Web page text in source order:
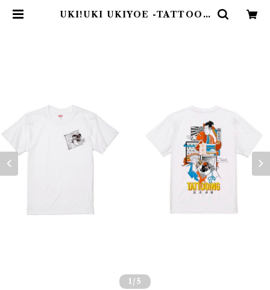
UKI!UKI UKIYOE -TATTOOE
1 /5